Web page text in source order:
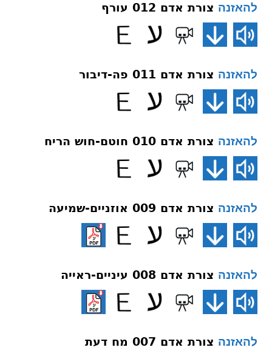
להאזנה צורת אדם 012 עורף
להאזנה צורת אדם 011 פה-דיבור
להאזנה צורת אדם 010 חוטם-חוש הריח
להאזנה צורת אדם 009 אוזניים-שמיעה
להאזנה צורת אדם 008 עיניים-ראייה
להאזנה צורת אדם 007 מח דעת